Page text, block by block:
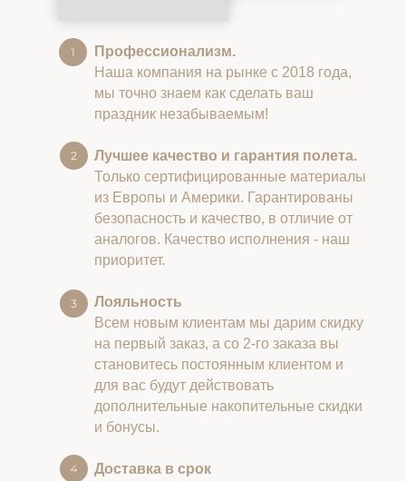
Профессионализм.
Наша компания на рынке с 2018 года,
мы точно знаем как сделать ваш
праздник незабываемым!
Лучшее качество и гарантия полета.
Только сертифицированные материалы
из Европы и Америки. Гарантированы
безопасность и качество, в отличие от
аналогов. Качество исполнения - наш
приоритет.
Лояльность
Всем новым клиентам мы дарим скидку
на первый заказ, а со 2-го заказа вы
становитесь постоянным клиентом и
для вас будут действовать
дополнительные накопительные скидки
и бонусы.
Доставка в срок